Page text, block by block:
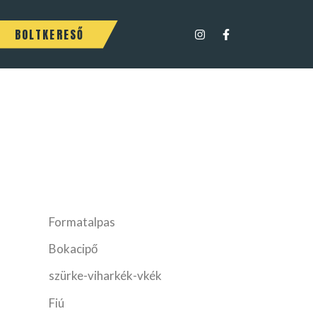
BOLTKERESŐ
Formatalpas
Bokacipő
szürke-viharkék-vkék
Fiú